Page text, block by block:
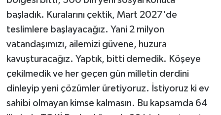
başladık. Kuralarını çektik, Mart 2027'de
teslimlere başlayacağız. Yani 2 milyon
vatandaşımızı, ailemizi güvene, huzura
kavuşturacağız. Yaptık, bitti demedik. Köşeye
çekilmedik ve her geçen gün milletin derdini
dinleyip yeni çözümler üretiyoruz. İstiyoruz ki ev
sahibi olmayan kimse kalmasın. Bu kapsamda 64